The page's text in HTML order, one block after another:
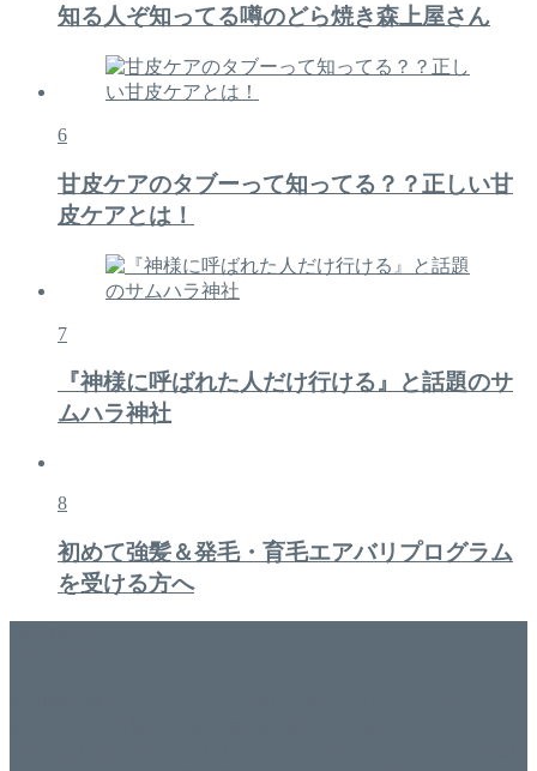
知る人ぞ知ってる噂のどら焼き森上屋さん
6
甘皮ケアのタブーって知ってる？？正しい甘
皮ケアとは！
7
『神様に呼ばれた人だけ行ける』と話題のサ
ムハラ神社
8
初めて強髪＆発毛・育毛エアバリプログラム
を受ける方へ